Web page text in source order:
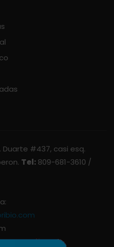
Duarte #437, casi esq.
Tel: 809-681-3610 /